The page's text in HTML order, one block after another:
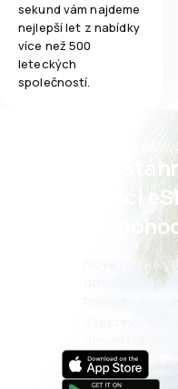
Jídla
sekund vám najdeme
nejlepší let z nabídky
více než 500
leteckých
společností.
Psst!
aplikaci
ještě
Nové
dovolené,
Všechno, na